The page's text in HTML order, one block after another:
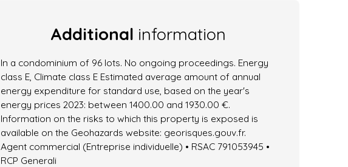
Additional information
In a condominium of 96 lots. No ongoing proceedings. Energy
class E, Climate class E Estimated average amount of annual
energy expenditure for standard use, based on the year's
energy prices 2023: between 1400.00 and 1930.00 €.
Information on the risks to which this property is exposed is
available on the Geohazards website: georisques.gouv.fr.
Agent commercial (Entreprise individuelle) • RSAC 791053945 •
RCP Generali